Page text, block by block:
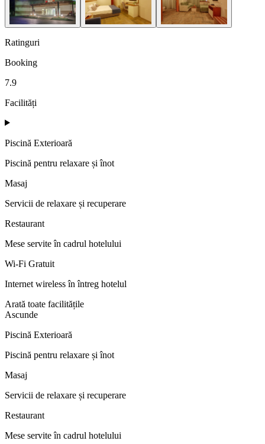
Ratinguri
Booking
7.9
Facilități
Piscină Exterioară
Piscină pentru relaxare și înot
Masaj
Servicii de relaxare și recuperare
Restaurant
Mese servite în cadrul hotelului
Wi-Fi Gratuit
Internet wireless în întreg hotelul
Arată toate facilitățile
Ascunde
Piscină Exterioară
Piscină pentru relaxare și înot
Masaj
Servicii de relaxare și recuperare
Restaurant
Mese servite în cadrul hotelului